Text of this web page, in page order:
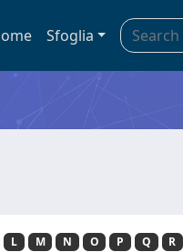
Sfoglia
L M N O P Q R